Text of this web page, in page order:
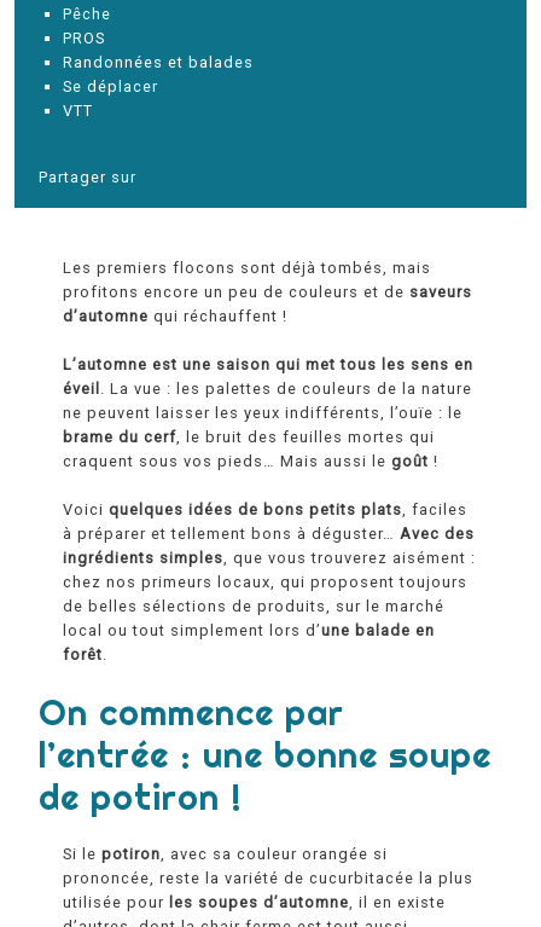
Pêche
PROS
Randonnées et balades
Se déplacer
VTT
Partager sur
Les premiers flocons sont déjà tombés, mais
profitons encore un peu de couleurs et de saveurs
d’automne qui réchauffent !
L’automne est une saison qui met tous les sens en
éveil . La vue : les palettes de couleurs de la nature
ne peuvent laisser les yeux indifférents, l’ouïe : le
brame du cerf, le bruit des feuilles mortes qui
craquent sous vos pieds… Mais aussi legoût !
Voiciquelques idées de bons petits plats, faciles
à préparer et tellement bons à déguster…Avec des
ingrédients simples, que vous trouverez aisément :
chez nos primeurs locaux, qui proposent toujours
de belles sélections de produits, sur le marché
local ou tout simplement lors d’une balade en
forêt.
On commence par
l’entrée : une bonne soupe
de potiron !
Si lepotiron, avec sa couleur orangée si
prononcée, reste la variété de cucurbitacée la plus
utilisée pour les soupes d’automne, il en existe